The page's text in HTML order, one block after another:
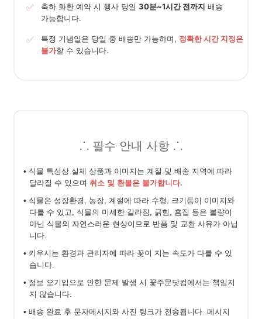
✅ 축하 화환 예약 시 행사 당일 30분~1시간 전까지 배송
가능합니다.
✅ 특정 기념일은 당일 중 배송만 가능하며, 정확한 시간 지정은
불가할 수 있습니다.
⸫ 필수 안내 사항 ⸫
• 식물 특성상 실제 상품과 이미지는 계절 및 배송 지역에 따라
달라질 수 있으며 취소 및 환불은 불가합니다.
• 식물은 성장환경, 농장, 계절에 따라 수형, 크기등이 이미지와
다를 수 있고, 식물의 미세한 갈라짐, 긁힘, 흠집 등은 불량이
아닌 식물의 자연스러운 현상이므로 반품 및 교환 사유가 아닙
니다.
• 키우시는 환경과 관리자에 따라 꽃이 지는 속도가 다를 수 있
습니다.
• 정보 오기입으로 인한 문제 발생 시 꽃주문닷컴에서는 책임지
지 않습니다.
• 배송 완료 후 문자메시지와 사진 링크가 전송됩니다. 메시지